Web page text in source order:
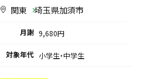
関東 埼玉県加須市
月謝 9,680円
対象年代 小学生・中学生